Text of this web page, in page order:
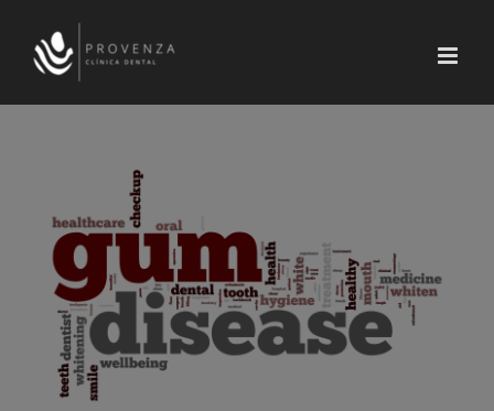
contenido
imagen
más
grande